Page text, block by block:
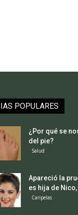
POPULARES
¿Por qué se
del pie?
Salud
Apareció la
es hija de Nico,
Caripelas